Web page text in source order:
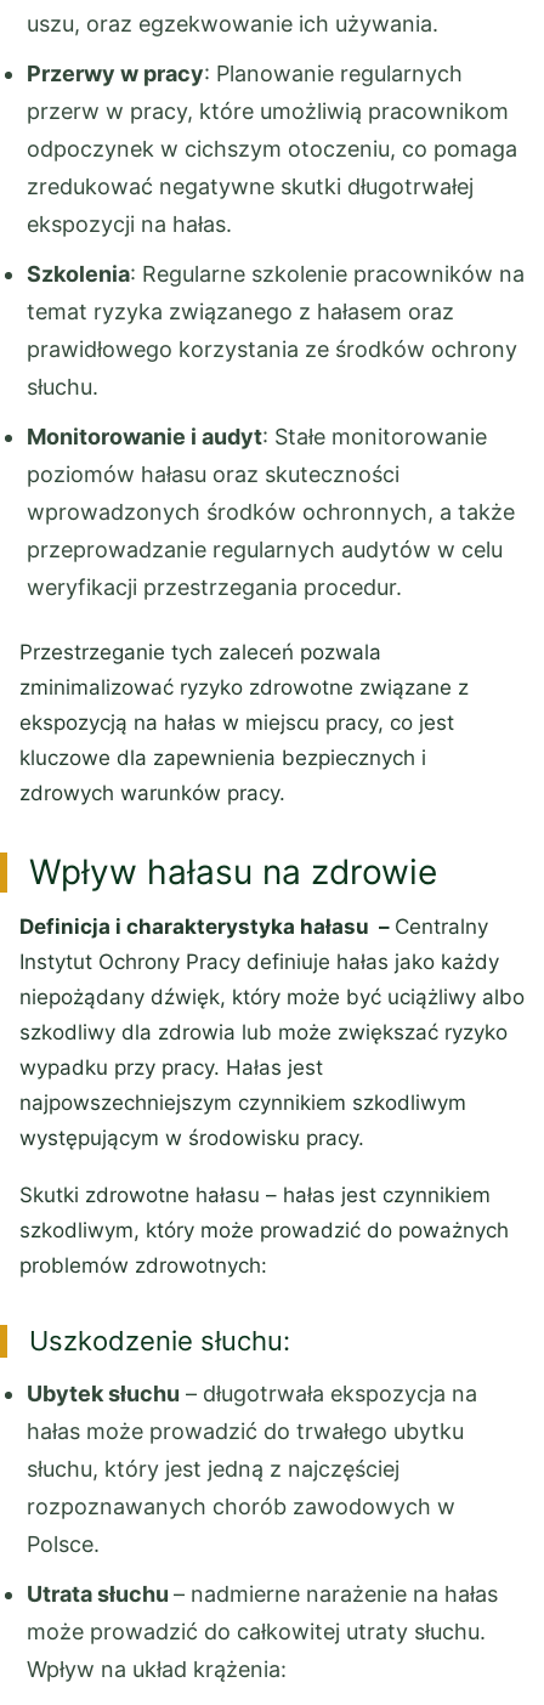
uszu, oraz egzekwowanie ich używania.
Przerwy w pracy: Planowanie regularnych
przerw w pracy, które umożliwią pracownikom
odpoczynek w cichszym otoczeniu, co pomaga
zredukować negatywne skutki długotrwałej
ekspozycji na hałas.
Szkolenia: Regularne szkolenie pracowników na
temat ryzyka związanego z hałasem oraz
prawidłowego korzystania ze środków ochrony
słuchu.
Monitorowanie i audyt: Stałe monitorowanie
poziomów hałasu oraz skuteczności
wprowadzonych środków ochronnych, a także
przeprowadzanie regularnych audytów w celu
weryfikacji przestrzegania procedur.
Przestrzeganie tych zaleceń pozwala
zminimalizować ryzyko zdrowotne związane z
ekspozycją na hałas w miejscu pracy, co jest
kluczowe dla zapewnienia bezpiecznych i
zdrowych warunków pracy.
Wpływ hałasu na zdrowie
Definicja i charakterystyka hałasu – Centralny
Instytut Ochrony Pracy definiuje hałas jako każdy
niepożądany dźwięk, który może być uciążliwy albo
szkodliwy dla zdrowia lub może zwiększać ryzyko
wypadku przy pracy. Hałas jest
najpowszechniejszym czynnikiem szkodliwym
występującym w środowisku pracy.
Skutki zdrowotne hałasu – hałas jest czynnikiem
szkodliwym, który może prowadzić do poważnych
problemów zdrowotnych:
Uszkodzenie słuchu:
Ubytek słuchu – długotrwała ekspozycja na
hałas może prowadzić do trwałego ubytku
słuchu, który jest jedną z najczęściej
rozpoznawanych chorób zawodowych w
Polsce.
Utrata słuchu – nadmierne narażenie na hałas
może prowadzić do całkowitej utraty słuchu.
Wpływ na układ krążenia: